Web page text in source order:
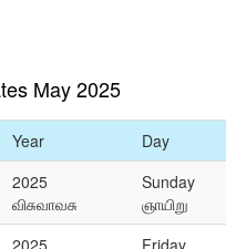
May 2025
Year Day
2025
விசுவாவசு
Sunday
ஞாயிறு
2025
Friday